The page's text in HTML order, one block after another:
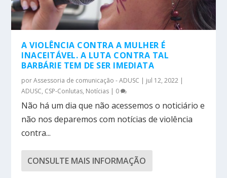
A VIOLÊNCIA CONTRA A MULHER É
INACEITÁVEL. A LUTA CONTRA TAL
BARBÁRIE TEM DE SER IMEDIATA
porAssessoria de comunicação - ADUSC | jul 12, 2022 |
ADUSC, CSP-Conlutas, Notícias | 0
Não há um dia que não acessemos o noticiário e
não nos deparemos com notícias de violência
contra...
CONSULTE MAIS INFORMAÇÃO